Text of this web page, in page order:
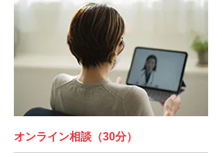
オンライン相談（30分）